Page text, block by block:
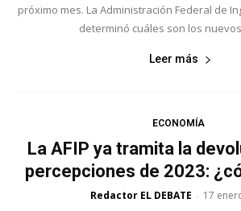
próximo mes. La Administración Federal de
determinó cuáles son los
Leer más
ECONOMÍA
La AFIP ya tramita la
percepciones de 2023:
Redactor EL DEBATE - 17